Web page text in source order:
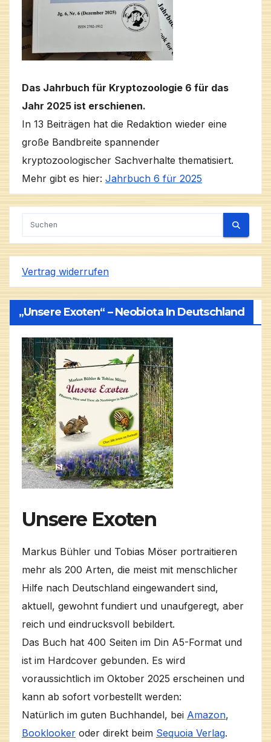
Das Jahrbuch für Kryptozoologie 6 für das
Jahr 2025 ist erschienen.
In 13 Beiträgen hat die Redaktion wieder eine
große Bandbreite spannender
kryptozoologischer Sachverhalte thematisiert.
Mehr gibt es hier: Jahrbuch 6 für 2025
Vertrag widerrufen
„Unsere Exoten“ – Neobiota In Deutschland
Unsere Exoten
Markus Bühler und Tobias Möser portraitieren
mehr als 200 Arten, die meist mit menschlicher
Hilfe nach Deutschland eingewandert sind,
aktuell, gewohnt fundiert und unaufgeregt, aber
reich und eindrucksvoll bebildert.
Das Buch hat 400 Seiten im Din A5-Format und
ist im Hardcover gebunden. Es wird
voraussichtlich im Oktober 2025 erscheinen und
kann ab sofort vorbestellt werden:
Natürlich im guten Buchhandel, bei Amazon,
Booklooker oder direkt beim Sequoia Verlag.